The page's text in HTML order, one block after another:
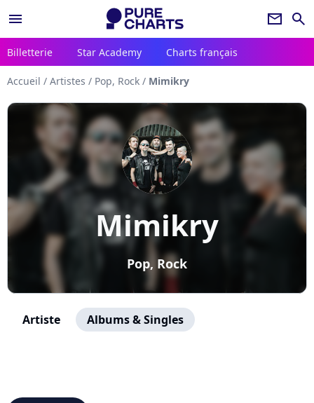
menu newsletter search
Billetterie Star Academy Charts français
Accueil / Artistes / Pop, Rock / Mimikry
Mimikry
Pop, Rock
Artiste Albums & Singles